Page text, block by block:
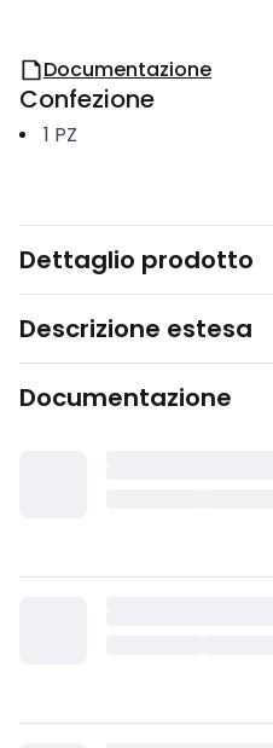
Documentazione
Confezione
1 PZ
Dettaglio prodotto
Descrizione estesa
Documentazione